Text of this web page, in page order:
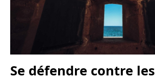
Se défendre contre les